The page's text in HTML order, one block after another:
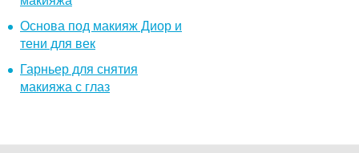
Основа под макияж Диор и
тени для век
Гарньер для снятия
макияжа с глаз